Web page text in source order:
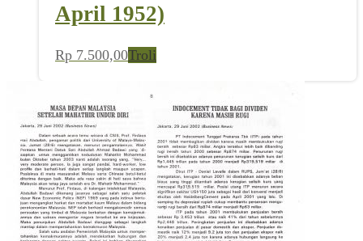
April 1952)
Rp 7.500,00Troli